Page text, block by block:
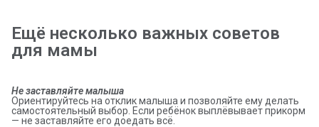
Ещё несколько важных советов
для мамы
Не заставляйте малыша
Ориентируйтесь на отклик малыша и позволяйте ему делать
самостоятельный выбор. Если ребёнок выплёвывает прикорм
— не заставляйте его доедать всё.